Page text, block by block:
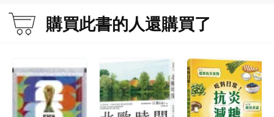
非我所願》、《師生有情》、《DSE中
文科16課必考範文精解》、《一本正經
《一本正經學古文》（與馬仔合著）
等。
購買此書的人還購買了